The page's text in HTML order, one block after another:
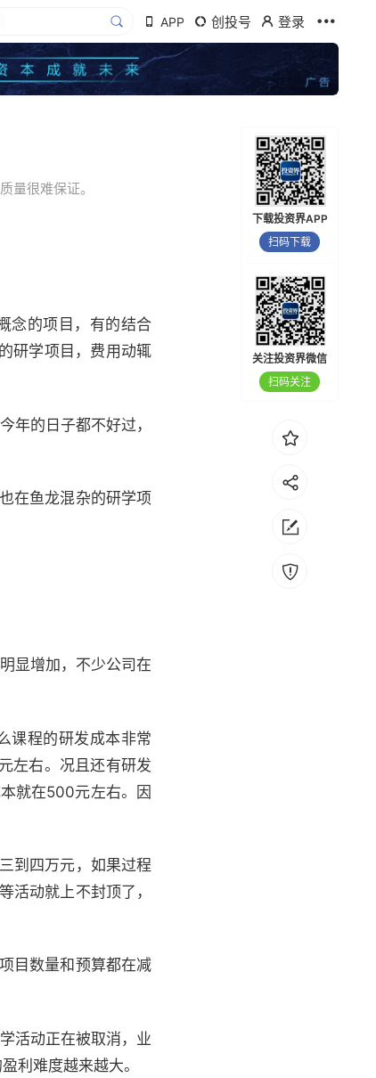
APP 创投号 登录
量很难保证。
念的项目，有的结合
研学项目，费用动辄
年的日子都不好过，
在鱼龙混杂的研学项
显增加，不少公司在
课程的研发成本非常
左右。况且还有研发
就在500元左右。因
到四万元，如果过程
活动就上不封顶了，
目数量和预算都在减
活动正在被取消，业
利难度越来越大。
下载投资界APP
扫码下载
关注投资界微信
扫码关注